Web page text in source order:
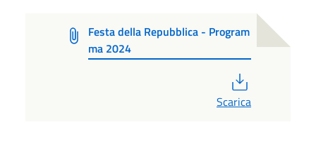
Festa della Repubblica - Program
ma 2024
Scarica